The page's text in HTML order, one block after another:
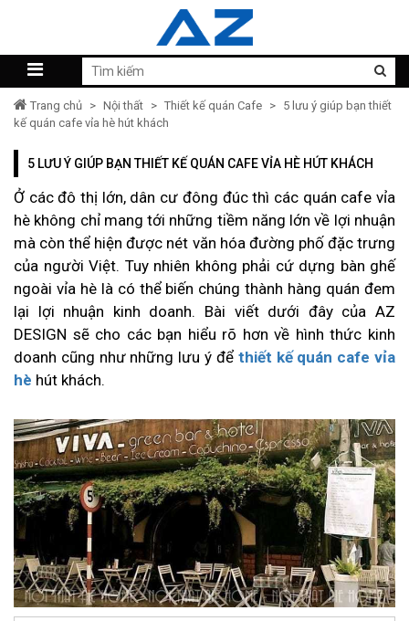
Trang chủ > Nội thất > Thiết kế quán Cafe > 5 lưu ý giúp bạn thiết
kế quán cafe vỉa hè hút khách
5 LƯU Ý GIÚP BẠN THIẾT KẾ QUÁN CAFE VỈA HÈ HÚT KHÁCH
Ở các đô thị lớn, dân cư đông đúc thì các quán cafe vỉa
hè không chỉ mang tới những tiềm năng lớn về lợi nhuận
mà còn thể hiện được nét văn hóa đường phố đặc trưng
của người Việt. Tuy nhiên không phải cứ dựng bàn ghế
ngoài vỉa hè là có thể biến chúng thành hàng quán đem
lại lợi nhuận kinh doanh. Bài viết dưới đây của AZ
DESIGN sẽ cho các bạn hiểu rõ hơn về hình thức kinh
doanh cũng như những lưu ý để thiết kế quán cafe vỉa
hè hút khách.